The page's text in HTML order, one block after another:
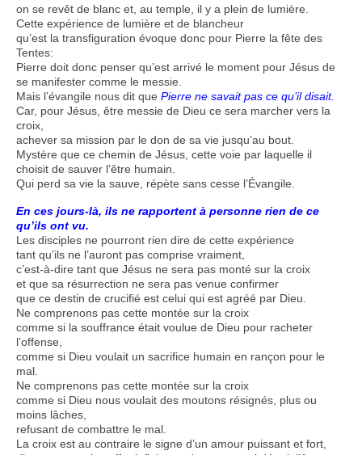
on se revêt de blanc et, au temple, il y a plein de lumière.
Cette expérience de lumière et de blancheur
qu’est la transfiguration évoque donc pour Pierre la fête des
Tentes:
Pierre doit donc penser qu’est arrivé le moment pour Jésus de
se manifester comme le messie.
Mais l’évangile nous dit que Pierre ne savait pas ce qu’il disait.
Car, pour Jésus, être messie de Dieu ce sera marcher vers la
croix,
achever sa mission par le don de sa vie jusqu’au bout.
Mystère que ce chemin de Jésus, cette voie par laquelle il
choisit de sauver l’être humain.
Qui perd sa vie la sauve, répète sans cesse l’Évangile.
En ces jours-là, ils ne rapportent à personne rien de ce
qu’ils ont vu.
Les disciples ne pourront rien dire de cette expérience
tant qu’ils ne l’auront pas comprise vraiment,
c’est-à-dire tant que Jésus ne sera pas monté sur la croix
et que sa résurrection ne sera pas venue confirmer
que ce destin de crucifié est celui qui est agréé par Dieu.
Ne comprenons pas cette montée sur la croix
comme si la souffrance était voulue de Dieu pour racheter
l’offense,
comme si Dieu voulait un sacrifice humain en rançon pour le
mal.
Ne comprenons pas cette montée sur la croix
comme si Dieu nous voulait des moutons résignés, plus ou
moins lâches,
refusant de combattre le mal.
La croix est au contraire le signe d’un amour puissant et fort,